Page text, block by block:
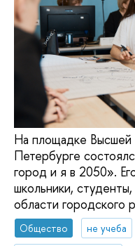
На площадке Высшей
Петербурге
город и я в 2050».
школьники,
области городского
Общество
не учеба